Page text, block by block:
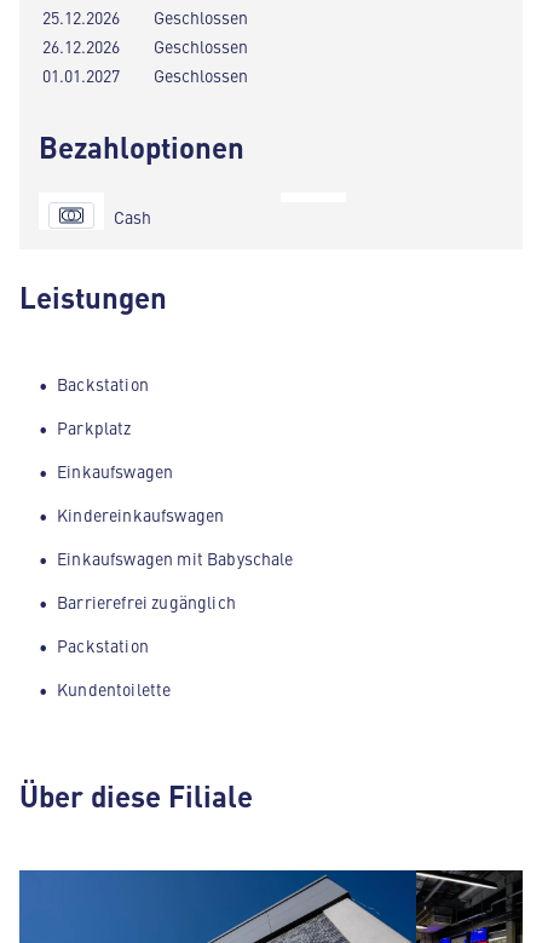
25.12.2026
Geschlossen
26.12.2026
Geschlossen
01.01.2027
Geschlossen
Bezahloptionen
Cash
Leistungen
Backstation
Parkplatz
Einkaufswagen
Kindereinkaufswagen
Einkaufswagen mit Babyschale
Barrierefrei zugänglich
Packstation
Kundentoilette
Über diese Filiale